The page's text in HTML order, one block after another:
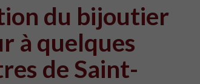
du bijoutier
à quelques
de Saint-